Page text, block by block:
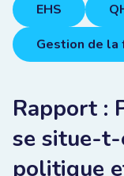
EHS
Gestion de la
Rapport :
se situe-
politique